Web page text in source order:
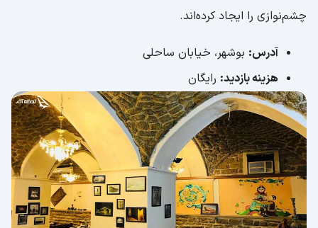
چشم‌نوازی را ایجاد کرده‌اند.
آدرس: بوشهر، خیابان ساحلی
هزینه بازدید: رایگان